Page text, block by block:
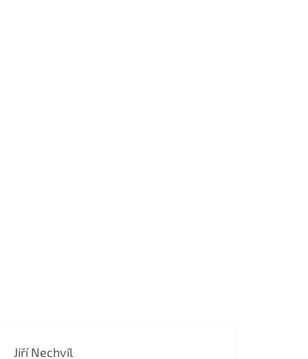
Jiří Nechvíl